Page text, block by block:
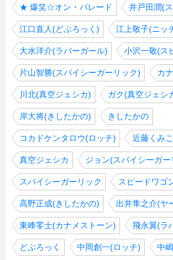
★ 爆笑☆オン・パレード 井戸田潤(
江口直人(どぶろっく) 江上敬子(ニッ
大水洋介(ラバーガール) 小沢一敬(ス
片山智勝(スパイシーガーリック) カ
川北(真空ジェシカ) ガク(真空ジェシ
岸大将(きしたかの) きしたかの
コカドケンタロウ(ロッチ) 近藤くみ
真空ジェシカ ジョン(スパイシーガー
スパイシーガーリック スピードワゴ
高野正成(きしたかの) 出井隼之介(ヤ
東峰零士(カナメストーン) 飛永翼(ラ
どぶろっく 中岡創一(ロッチ) 中